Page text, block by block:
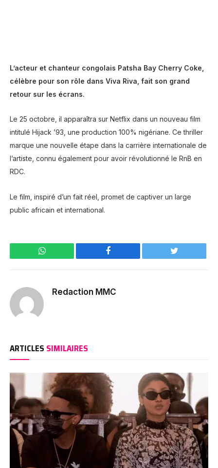
L’acteur et chanteur congolais Patsha Bay Cherry Coke,
célèbre pour son rôle dans Viva Riva, fait son grand
retour sur les écrans.
Le 25 octobre, il apparaîtra sur Netflix dans un nouveau film
intitulé Hijack ’93, une production 100% nigériane. Ce thriller
marque une nouvelle étape dans la carrière internationale de
l’artiste, connu également pour avoir révolutionné le RnB en
RDC.
Le film, inspiré d’un fait réel, promet de captiver un large
public africain et international.
WhatsApp Facebook Twitter
Redaction MMC
ARTICLES SIMILAIRES